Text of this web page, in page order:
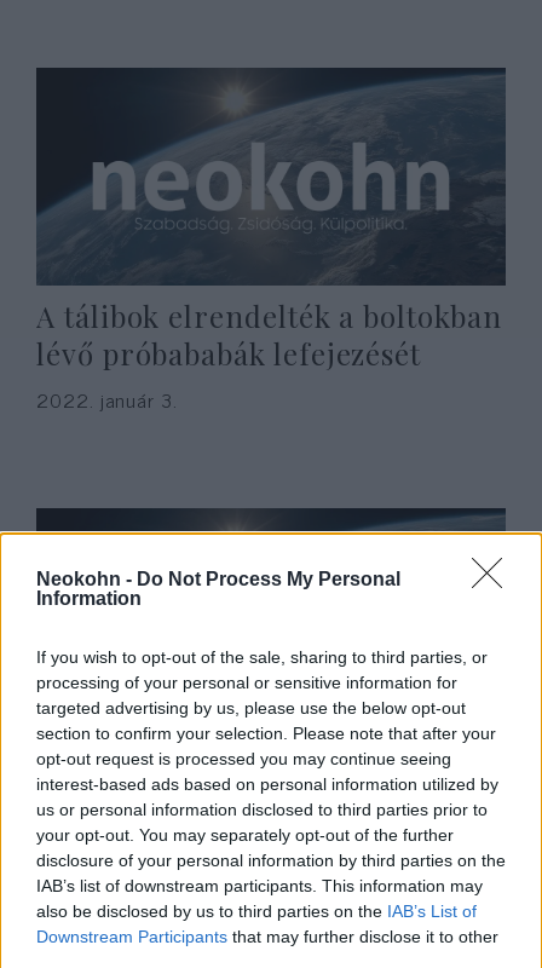
Neokohn - Do Not Process My Personal
Information
If you wish to opt-out of the sale, sharing to third parties, or
processing of your personal or sensitive information for
targeted advertising by us, please use the below opt-out
section to confirm your selection. Please note that after your
opt-out request is processed you may continue seeing
interest-based ads based on personal information utilized by
us or personal information disclosed to third parties prior to
your opt-out. You may separately opt-out of the further
disclosure of your personal information by third parties on the
IAB’s list of downstream participants. This information may
also be disclosed by us to third parties on the IAB’s List of
Downstream Participants that may further disclose it to other
A tálibok elrendelték a boltokban
lévő próbababák lefejezését
2022. január 3.
A nizzaihoz hasonló
vérengzésekre kell számítani
Franciaországban
2020. október 30.